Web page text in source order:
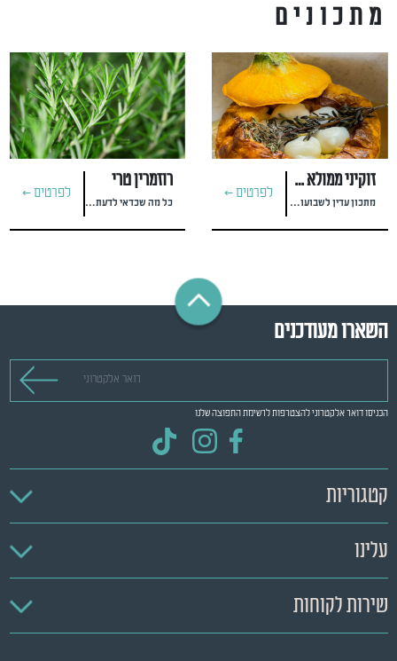
מתכונים
זוקיני ממולא מוצרלה, דבש וטימין
מתכון עדין לשבועות של דר טייב
לפרטים >
רוזמרין טרי
כל מה שכדאי לדעת על עשב התיבול הים־תיכוני
לפרטים >
השארו מעודכנים
הכניסו דואר אלקטרוני להצטרפות לרשימת התפוצה שלנו
קטגוריות
עלינו
שירות לקוחות